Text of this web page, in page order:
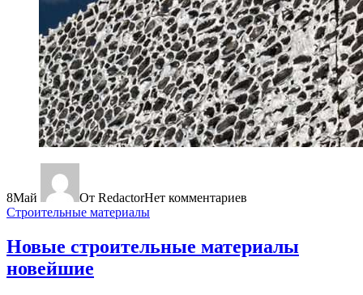
8Май От RedactorНет комментариев
Строительные материалы
Новые строительные материалы
новейшие